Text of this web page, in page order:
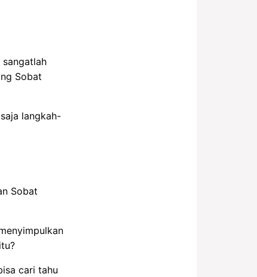
Sobat
langkah-
Sobat
cari tahu